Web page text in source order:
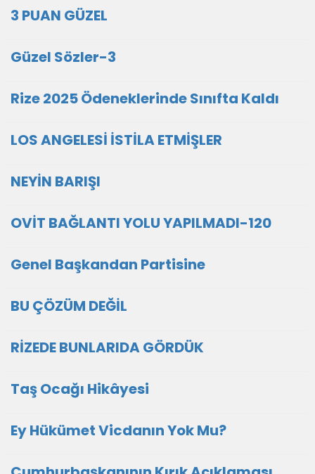
3 PUAN GÜZEL
Güzel Sözler-3
Rize 2025 Ödeneklerinde Sınıfta Kaldı
LOS ANGELESİ İSTİLA ETMİŞLER
NEYİN BARIŞI
OVİT BAĞLANTI YOLU YAPILMADI-120
Genel Başkandan Partisine
BU ÇÖZÜM DEĞİL
RİZEDE BUNLARIDA GÖRDÜK
Taş Ocağı Hikâyesi
Ey Hükümet Vicdanın Yok Mu?